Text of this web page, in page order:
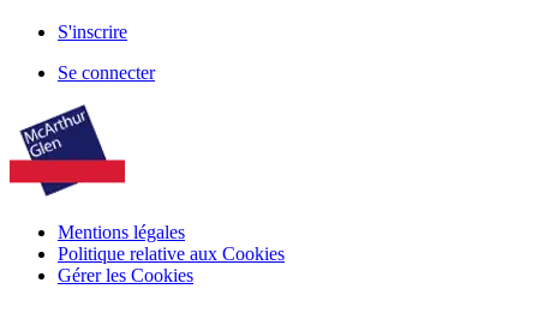
S'inscrire
Se connecter
Mentions légales
Politique relative aux Cookies
Gérer les Cookies